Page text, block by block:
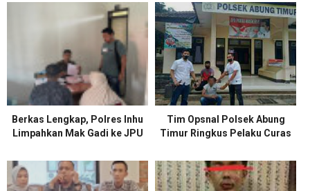
Berkas Lengkap, Polres Inhu
Limpahkan Mak Gadi ke JPU
Tim Opsnal Polsek Abung
Timur Ringkus Pelaku Curas